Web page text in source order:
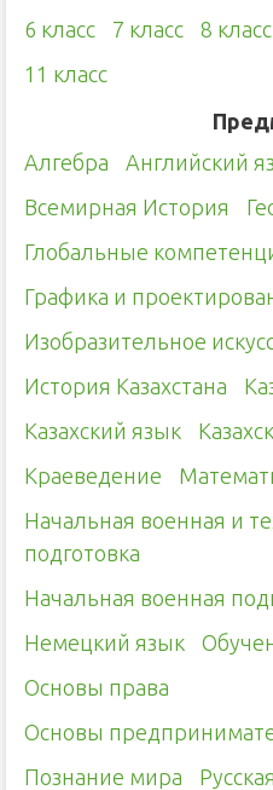
6 класс
7 класс 8 класс
11 класс
Алгебра
Английский
Всемирная История
Глобальные
Графика и
Изобразительное
История Казахстана
Казахский язык
Краеведение
Начальная военная и
подготовка
Начальная военная
Немецкий язык
Основы права
Основы
Познание мира